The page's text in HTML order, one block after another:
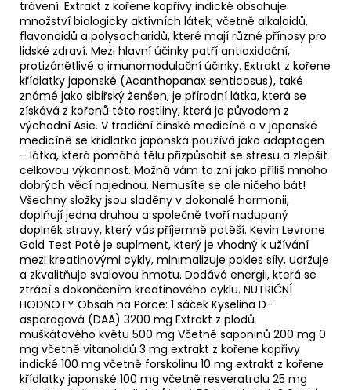
trávení. Extrakt z kořene kopřivy indické obsahuje
množství biologicky aktivních látek, včetně alkaloidů,
flavonoidů a polysacharidů, které mají různé přínosy pro
lidské zdraví. Mezi hlavní účinky patří antioxidační,
protizánětlivé a imunomodulační účinky. Extrakt z kořene
křídlatky japonské (Acanthopanax senticosus), také
známé jako sibiřský ženšen, je přírodní látka, která se
získává z kořenů této rostliny, která je původem z
východní Asie. V tradiční čínské medicíně a v japonské
medicíně se křídlatka japonská používá jako adaptogen
– látka, která pomáhá tělu přizpůsobit se stresu a zlepšit
celkovou výkonnost. Možná vám to zní jako příliš mnoho
dobrých věcí najednou. Nemusíte se ale ničeho bát!
Všechny složky jsou sladěny v dokonalé harmonii,
doplňují jedna druhou a společně tvoří nadupaný
doplněk stravy, který vás příjemně potěší. Kevin Levrone
Gold Test Poté je suplment, který je vhodný k užívání
mezi kreatinovými cykly, minimalizuje pokles síly, udržuje
a zkvalitňuje svalovou hmotu. Dodává energii, která se
ztrácí s dokončením kreatinového cyklu. NUTRIČNÍ
HODNOTY Obsah na Porce: 1 sáček Kyselina D-
asparagová (DAA) 3200 mg Extrakt z plodů
muškátového květu 500 mg Včetně saponinů 200 mg 0
mg včetně vitanolidů 3 mg extrakt z kořene kopřivy
indické 100 mg včetně forskolinu 10 mg extrakt z kořene
křídlatky japonské 100 mg včetně resveratrolu 25 mg